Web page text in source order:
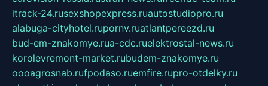
itrack-24.rusexshopexpress.ruautostudiopro.ru
alabuga-cityhotel.rupornv.ruatlantpereezd.ru
bud-em-znakomye.rua-cdc.ruelektrostal-news.ru
korolevremont-market.rubudem-znakomye.ru
oooagrosnab.rufpodaso.ruemfire.rupro-otdelky.ru